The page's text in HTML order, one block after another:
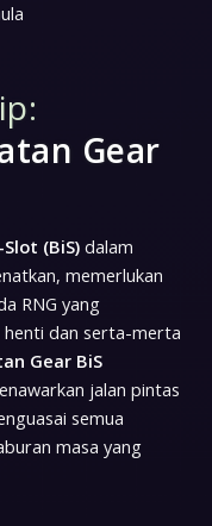
Gear
(BiS) dalam
memerlukan
RNG yang
henti dan serta-merta
Gear BiS
jalan pintas
semua
masa yang